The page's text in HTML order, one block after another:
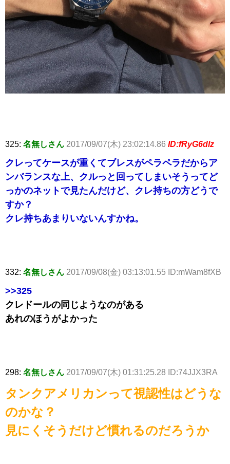
325: 名無しさん 2017/09/07(木) 23:02:14.86 ID:fRyG6dlz
クレってケースが重くてブレスがペラペラだからア
ンバランスな上、クルっと回ってしまいそうってど
っかのネットで見たんだけど、クレ持ちの方どうで
すか？
クレ持ちあまりいないんすかね。
332: 名無しさん 2017/09/08(金) 03:13:01.55 ID:mWam8fXB
>>325
クレドールの同じようなのがある
あれのほうがよかった
298: 名無しさん 2017/09/07(木) 01:31:25.28 ID:74JJX3RA
タンクアメリカンって視認性はどうな
のかな？
見にくそうだけど慣れるのだろうか